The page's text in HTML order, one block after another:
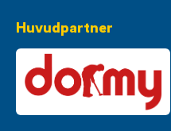
Huvudpartner